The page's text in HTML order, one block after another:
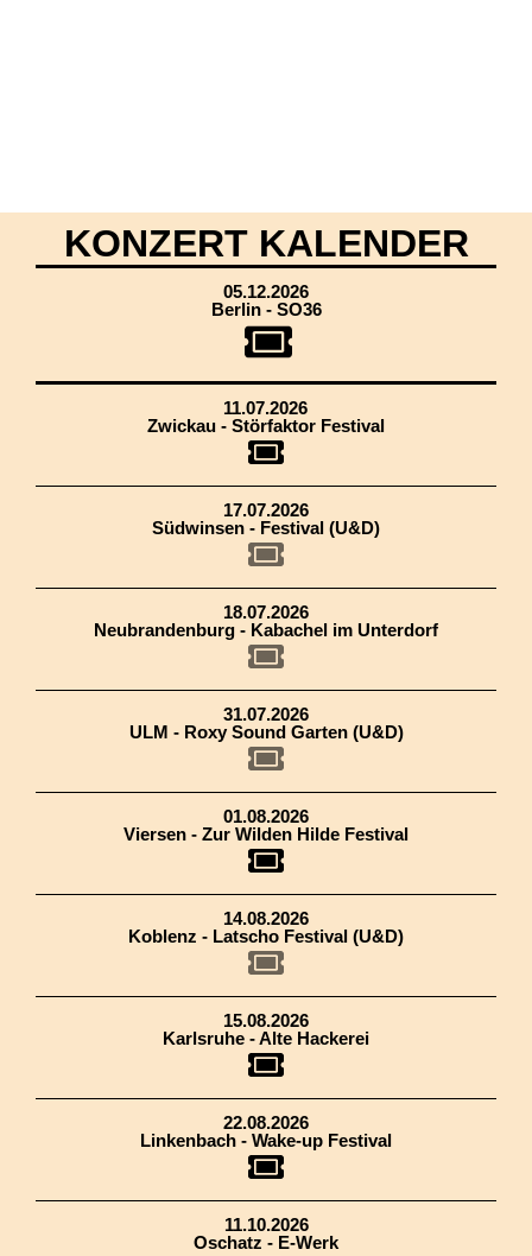
KONZERT KALENDER
05.12.2026
Berlin - SO36
11.07.2026
Zwickau - Störfaktor Festival
17.07.2026
Südwinsen - Festival (U&D)
18.07.2026
Neubrandenburg - Kabachel im Unterdorf
31.07.2026
ULM - Roxy Sound Garten (U&D)
01.08.2026
Viersen - Zur Wilden Hilde Festival
14.08.2026
Koblenz - Latscho Festival (U&D)
15.08.2026
Karlsruhe - Alte Hackerei
22.08.2026
Linkenbach - Wake-up Festival
11.10.2026
Oschatz - E-Werk